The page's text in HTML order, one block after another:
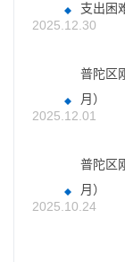
支出困
2025.12.30
普陀区
月）
2025.12.01
普陀区
月）
2025.10.24